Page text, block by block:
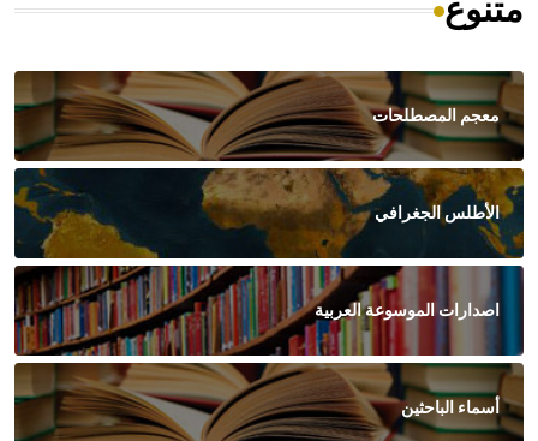
متنوع
معجم المصطلحات
الأطلس الجغرافي
اصدارات الموسوعة العربية
أسماء الباحثين